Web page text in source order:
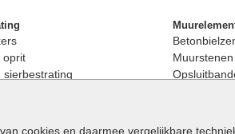
van cookies en daarmee vergelijkbare
oprit
sierbestrating
Muurstenen
Betonblokken